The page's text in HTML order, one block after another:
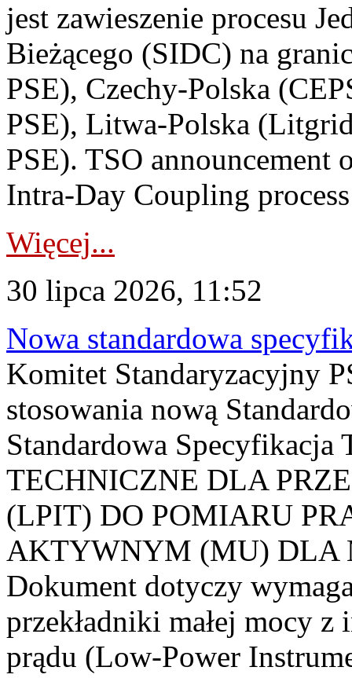
jest zawieszenie procesu
Bieżącego (SIDC) na
PSE), Czechy-Polska
PSE), Litwa-Polska
PSE). TSO announcement
Intra-Day Coupling
Więcej...
30 lipca 2026, 11:52
Nowa standardowa
Komitet Standaryzacyjny
stosowania nową
Standardowa
TECHNICZNE DLA
(LPIT) DO POMIARU
AKTYWNYM (MU) DLA
Dokument dotyczy
przekładniki małej mocy
prądu (Low-Power